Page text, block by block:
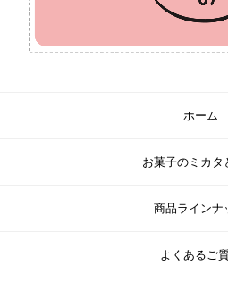
ホーム
お菓子のミカタ
商品ラインナ
よくあるご